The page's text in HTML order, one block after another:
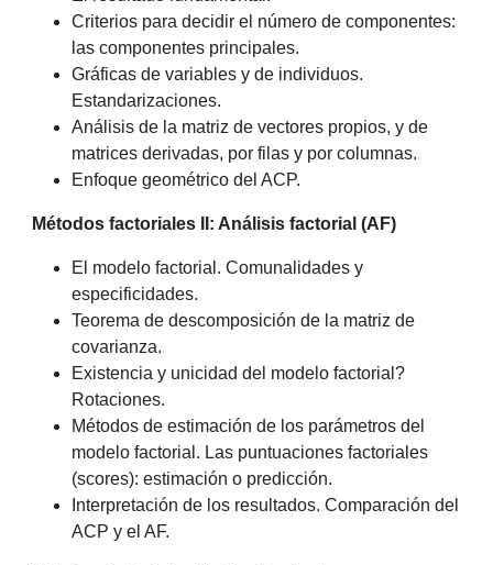
Criterios para decidir el número de componentes:
las componentes principales.
Gráficas de variables y de individuos.
Estandarizaciones.
Análisis de la matriz de vectores propios, y de
matrices derivadas, por filas y por columnas.
Enfoque geométrico del ACP.
Métodos factoriales II: Análisis factorial (AF)
El modelo factorial. Comunalidades y
especificidades.
Teorema de descomposición de la matriz de
covarianza.
Existencia y unicidad del modelo factorial?
Rotaciones.
Métodos de estimación de los parámetros del
modelo factorial. Las puntuaciones factoriales
(scores): estimación o predicción.
Interpretación de los resultados. Comparación del
ACP y el AF.